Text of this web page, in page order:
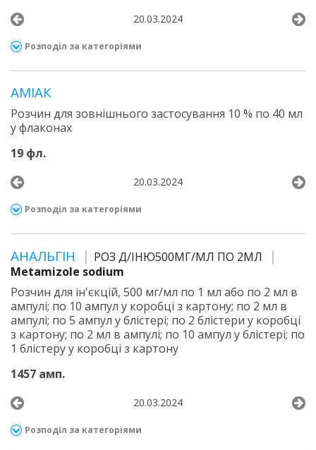
20.03.2024
Розподіл за категоріями
АМІАК
Розчин для зовнішнього застосування 10 % по 40 мл
у флаконах
19 фл.
20.03.2024
Розподіл за категоріями
АНАЛЬГІН
РОЗ Д/ІНЮ500МГ/МЛ ПО 2МЛ
Metamizole sodium
Розчин для ін'єкцій, 500 мг/мл по 1 мл або по 2 мл в
ампулі; по 10 ампул у коробці з картону; по 2 мл в
ампулі; по 5 ампул у блістері; по 2 блістери у коробці
з картону; по 2 мл в ампулі; по 10 ампул у блістері; по
1 блістеру у коробці з картону
1457 амп.
20.03.2024
Розподіл за категоріями